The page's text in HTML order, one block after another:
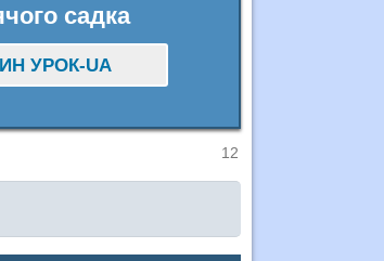
садка
УРОК-UA
12